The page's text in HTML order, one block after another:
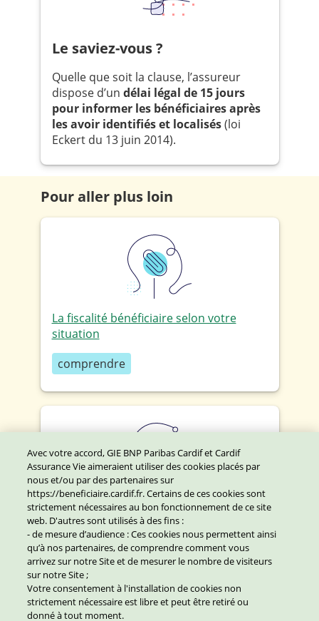
Le saviez-vous ?
Quelle que soit la clause, l’assureur
dispose d’un délai légal de 15 jours
pour informer les bénéficiaires après
les avoir identifiés et localisés(loi
Eckert du 13 juin 2014).
Pour aller plus loin
La fiscalité bénéficiaire selon votre
situation
comprendre
Quelles démarches dans ma situation ?
démarches
Bonjour, je suis Alex, votre assistant
Avec votre accord, GIE BNP Paribas Cardif et Cardif
Assurance Vie aimeraient utiliser des cookies placés par
nous et/ou par des partenaires sur
https://beneficiaire.cardif.fr. Certains de ces cookies sont
strictement nécessaires au bon fonctionnement de ce site
web. D'autres sont utilisés à des fins :
- de mesure d’audience : Ces cookies nous permettent ainsi
qu’à nos partenaires, de comprendre comment vous
arrivez sur notre Site et de mesurer le nombre de visiteurs
sur notre Site ;
Votre consentement à l'installation de cookies non
strictement nécessaire est libre et peut être retiré ou
donné à tout moment.